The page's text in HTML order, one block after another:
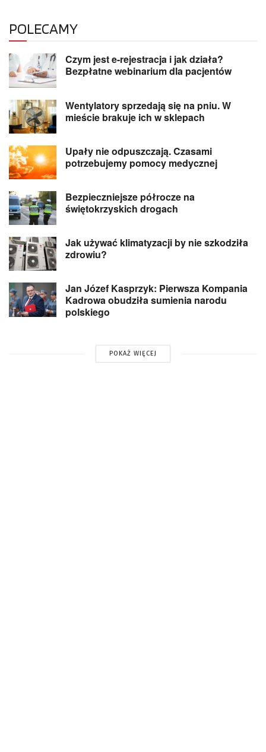
POLECAMY
Czym jest e-rejestracja i jak działa?
Bezpłatne webinarium dla pacjentów
Wentylatory sprzedają się na pniu. W
mieście brakuje ich w sklepach
Upały nie odpuszczają. Czasami
potrzebujemy pomocy medycznej
Bezpieczniejsze półrocze na
świętokrzyskich drogach
Jak używać klimatyzacji by nie szkodziła
zdrowiu?
Jan Józef Kasprzyk: Pierwsza Kompania
Kadrowa obudziła sumienia narodu
polskiego
POKAŻ WIĘCEJ